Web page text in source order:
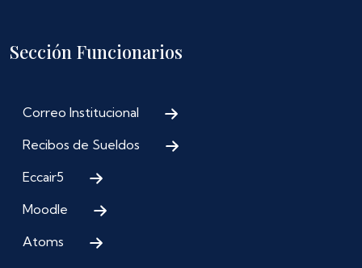
Sección Funcionarios
Correo Institucional
Recibos de Sueldos
Eccair5
Moodle
Atoms